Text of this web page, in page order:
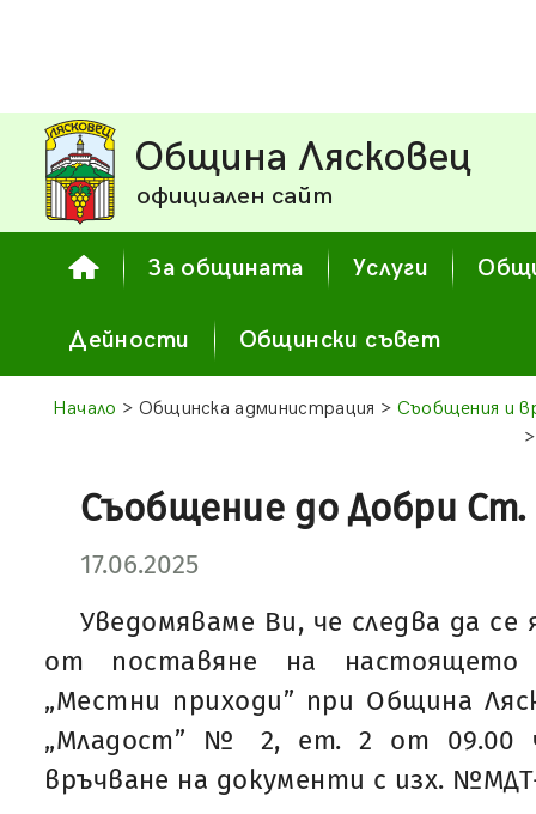
Община Лясковец
официален сайт
За общината Услуги
Дейности Общински съвет
Начало > Общинска администрация > Съобщения и
Съобщение до Добри Ст.
17.06.2025
Уведомяваме Ви, че следва да
от поставяне на
„Местни приходи” при Община
„Младост” № 2, ет. 2 от 09.00
връчване на документи с изх.